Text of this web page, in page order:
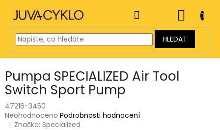
obsah
HLEDAT
KOŠÍK
Pumpa SPECIALIZED Air Tool
Switch Sport Pump
47216-3450
Průměrné
hodnocení
Neohodnoceno Podrobnosti hodnocení
Značka:Specialized